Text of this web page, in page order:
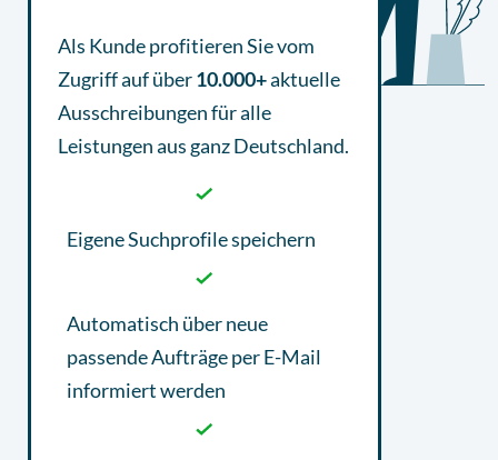
Als Kunde profitieren Sie vom
Zugriff auf über10.000+aktuelle
Ausschreibungenfür alle
Leistungen aus ganz Deutschland.
Eigene Suchprofile speichern
Automatisch über neue
passende Aufträge per E-Mail
informiert werden